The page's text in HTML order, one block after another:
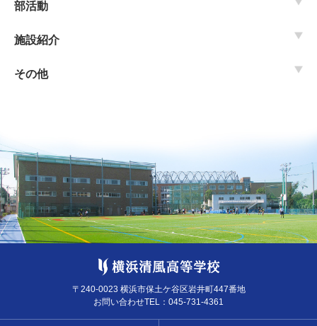
部活動
施設紹介
その他
〒240-0023 横浜市保土ケ谷区岩井町447番地
お問い合わせTEL： 045-731-4361